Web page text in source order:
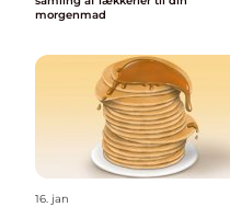
morgenmad
16. jan